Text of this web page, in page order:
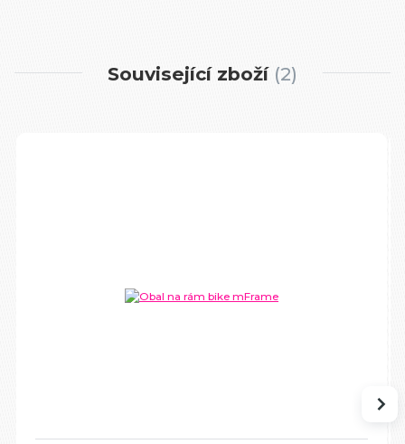
Související zboží 2